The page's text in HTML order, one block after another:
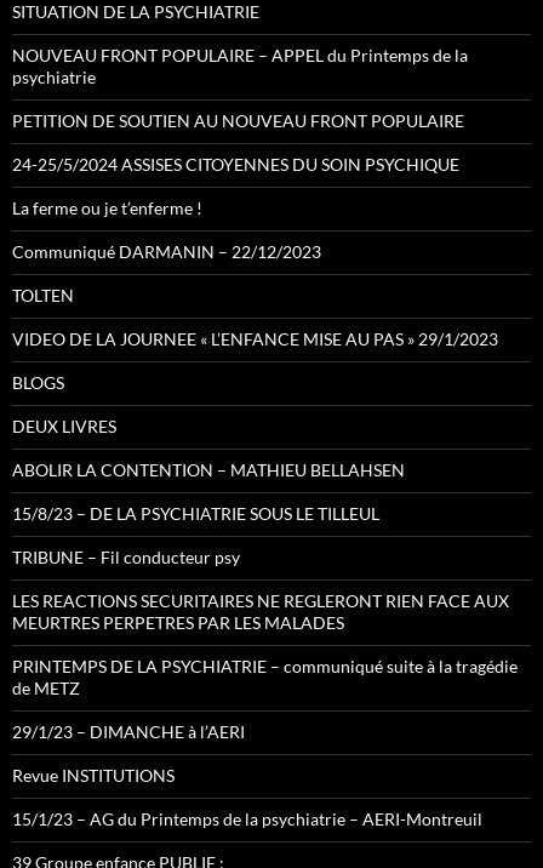
SITUATION DE LA PSYCHIATRIE
NOUVEAU FRONT POPULAIRE – APPEL du Printemps de la
psychiatrie
PETITION DE SOUTIEN AU NOUVEAU FRONT POPULAIRE
24-25/5/2024 ASSISES CITOYENNES DU SOIN PSYCHIQUE
La ferme ou je t’enferme !
Communiqué DARMANIN – 22/12/2023
TOLTEN
VIDEO DE LA JOURNEE « L’ENFANCE MISE AU PAS » 29/1/2023
BLOGS
DEUX LIVRES
ABOLIR LA CONTENTION – MATHIEU BELLAHSEN
15/8/23 – DE LA PSYCHIATRIE SOUS LE TILLEUL
TRIBUNE – Fil conducteur psy
LES REACTIONS SECURITAIRES NE REGLERONT RIEN FACE AUX
MEURTRES PERPETRES PAR LES MALADES
PRINTEMPS DE LA PSYCHIATRIE – communiqué suite à la tragédie
de METZ
29/1/23 – DIMANCHE à l’AERI
Revue INSTITUTIONS
15/1/23 – AG du Printemps de la psychiatrie – AERI-Montreuil
39 Groupe enfance PUBLIE :